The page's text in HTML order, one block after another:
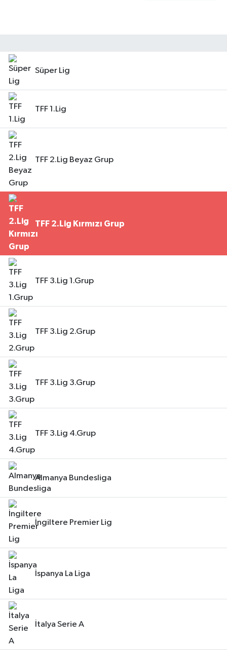
Süper Lig
TFF 1.Lig
TFF 2.Lig Beyaz Grup
TFF 2.Lig Kırmızı Grup
TFF 3.Lig 1.Grup
TFF 3.Lig 2.Grup
TFF 3.Lig 3.Grup
TFF 3.Lig 4.Grup
Almanya Bundesliga
İngiltere Premier Lig
İspanya La Liga
İtalya Serie A